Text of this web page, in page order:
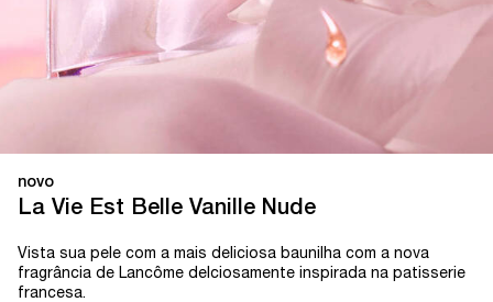
novo
La Vie Est Belle Vanille Nude
Vista sua pele com a mais deliciosa baunilha com a nova
fragrância de Lancôme delciosamente inspirada na patisserie
francesa.